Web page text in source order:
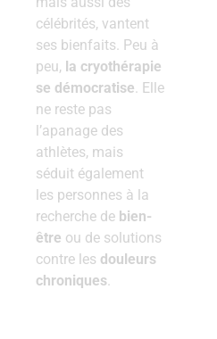
célébrités, vantent
ses bienfaits. Peu à
peu, la cryothérapie
se démocratise. Elle
ne reste pas
l’apanage des
athlètes, mais
séduit également
les personnes à la
recherche de bien-
être ou de solutions
contre les douleurs
chroniques.